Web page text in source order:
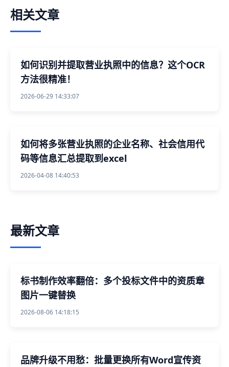
相关文章
如何识别并提取营业执照中的信息？这个OCR
方法很精准！
2026-06-29 14:33:07
如何将多张营业执照的企业名称、社会信用代
码等信息汇总提取到excel
2026-04-08 14:40:53
最新文章
标书制作效率翻倍：多个投标文件中的资质章
图片一键替换
2026-08-06 14:18:15
品牌升级不用愁：批量更换所有Word宣传资